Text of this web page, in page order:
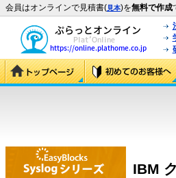
会員はオンラインで見積書(見本)を無料で作成
IBM